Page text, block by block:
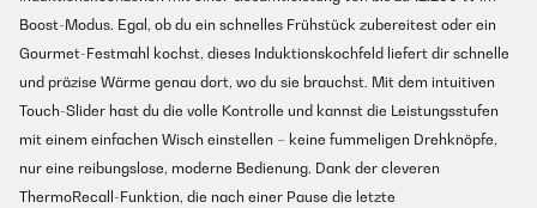
Boost-Modus. Egal, ob du ein schnelles Frühstück zubereitest oder ein
Gourmet-Festmahl kochst, dieses Induktionskochfeld liefert dir schnelle
und präzise Wärme genau dort, wo du sie brauchst. Mit dem intuitiven
Touch-Slider hast du die volle Kontrolle und kannst die Leistungsstufen
mit einem einfachen Wisch einstellen – keine fummeligen Drehknöpfe,
nur eine reibungslose, moderne Bedienung. Dank der cleveren
ThermoRecall-Funktion, die nach einer Pause die letzte